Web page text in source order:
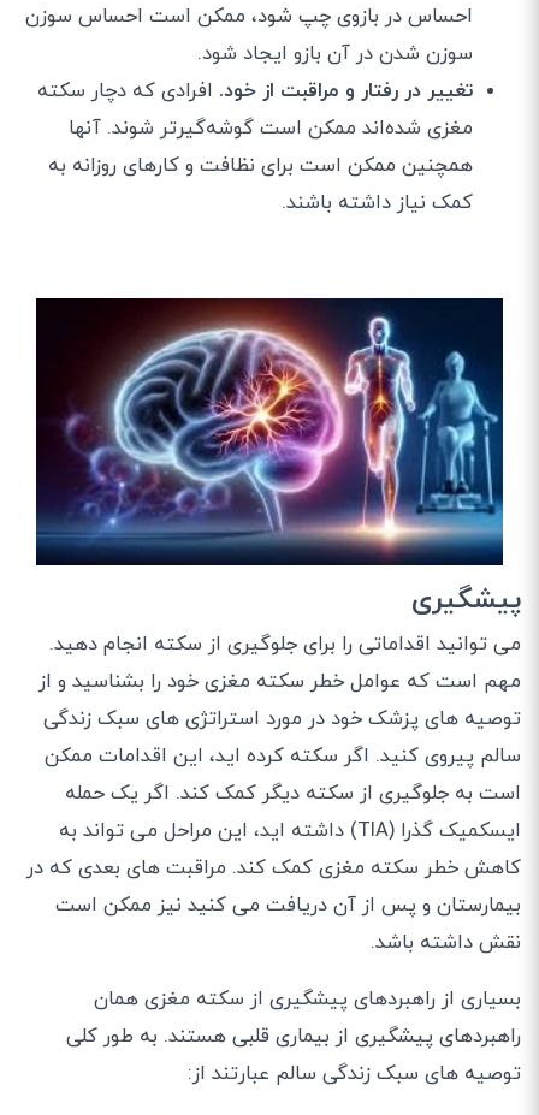
احساس در بازوی چپ شود، ممکن است احساس سوزن
سوزن شدن در آن بازو ایجاد شود.
تغییر در رفتار و مراقبت از خود. افرادی که دچار سکته
مغزی شده‌اند ممکن است گوشه‌گیرتر شوند. آنها
همچنین ممکن است برای نظافت و کارهای روزانه به
کمک نیاز داشته باشند.
پیشگیری
می توانید اقداماتی را برای جلوگیری از سکته انجام دهید.
مهم است که عوامل خطر سکته مغزی خود را بشناسید و از
توصیه های پزشک خود در مورد استراتژی های سبک زندگی
سالم پیروی کنید. اگر سکته کرده اید، این اقدامات ممکن
است به جلوگیری از سکته دیگر کمک کند. اگر یک حمله
ایسکمیک گذرا (TIA) داشته اید، این مراحل می تواند به
کاهش خطر سکته مغزی کمک کند. مراقبت های بعدی که در
بیمارستان و پس از آن دریافت می کنید نیز ممکن است
نقش داشته باشد.
بسیاری از راهبردهای پیشگیری از سکته مغزی همان
راهبردهای پیشگیری از بیماری قلبی هستند. به طور کلی
توصیه های سبک زندگی سالم عبارتند از: